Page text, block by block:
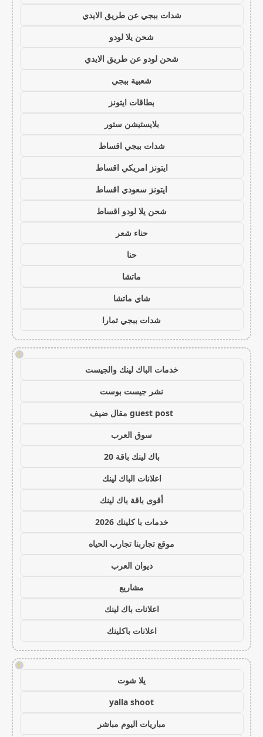
شدات ببجي عن طريق الايدي
شحن يلا لودو
شحن لودو عن طريق الايدي
شعبية ببجي
بطاقات ايتونز
بلايستيشن ستور
شدات ببجي اقساط
ايتونز امريكي اقساط
ايتونز سعودي اقساط
شحن يلا لودو اقساط
حناء شعر
حنا
ماتشا
شاي ماتشا
شدات ببجي تمارا
!
خدمات الباك لينك والجيست
نشر جيست بوست
guest post مقال ضيف
سوق العرب
باك لينك باقة 20
اعلانات الباك لينك
أقوى باقة باك لينك
خدمات با كلينك 2026
موقع تجاربنا تجارب الحياه
ديوان العرب
مشاريع
اعلانات باك لينك
اعلانات باكلينك
!
يلا شوت
yalla shoot
مباريات اليوم مباشر